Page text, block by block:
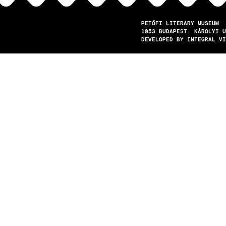
PETŐFI LITERARY MUSEUM
1053
BUDAPEST
KÁROLYI
DEVELOPED BY INTEGRAL